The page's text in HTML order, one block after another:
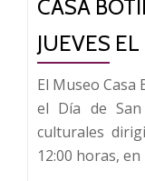
y
en
una
CASA
JUEVES
El Museo Casa
el Día de San
culturales
12:00 horas,